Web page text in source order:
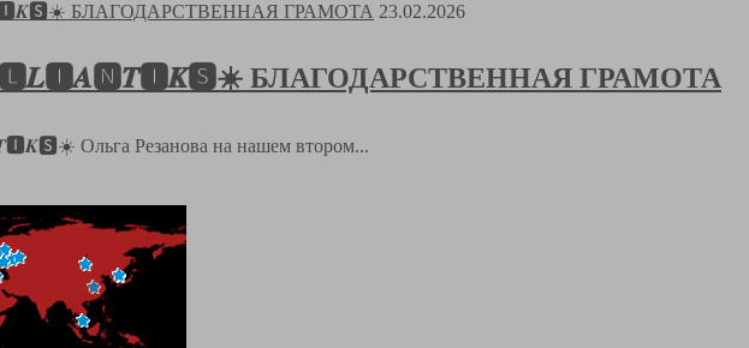
23.02.2026
БЛАГОДАРСТВЕННАЯ ГРАМОТА
Ольга Резанова на нашем втором...